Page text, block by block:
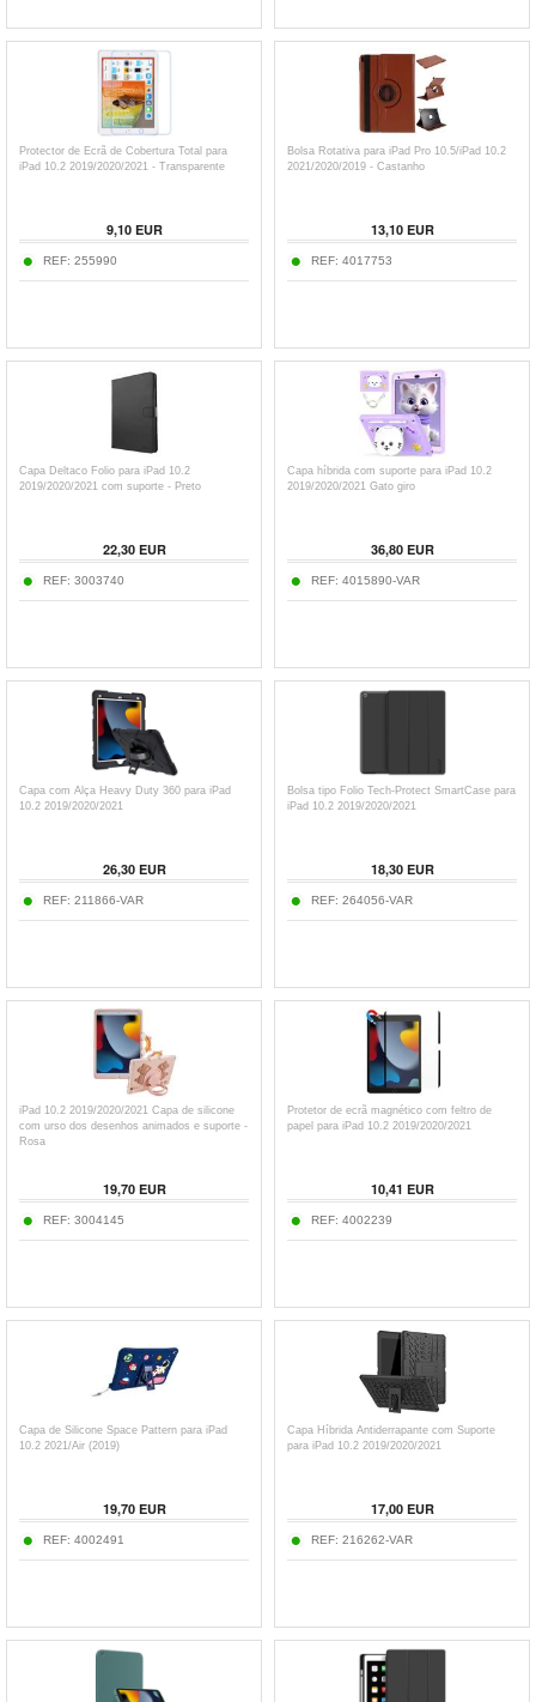
Protector de Ecrã de Cobertura Total para
iPad 10.2 2019/2020/2021 - Transparente
9,10EUR
REF: 255990
Bolsa Rotativa para iPad Pro 10.5/iPad 10.2
2021/2020/2019 - Castanho
13,10EUR
REF: 4017753
Capa Deltaco Folio para iPad 10.2
2019/2020/2021 com suporte - Preto
22,30EUR
REF: 3003740
Capa híbrida com suporte para iPad 10.2
2019/2020/2021 Gato giro
36,80EUR
REF: 4015890-VAR
Capa com Alça Heavy Duty 360 para iPad
10.2 2019/2020/2021
26,30EUR
REF: 211866-VAR
Bolsa tipo Folio Tech-Protect SmartCase para
iPad 10.2 2019/2020/2021
18,30EUR
REF: 264056-VAR
iPad 10.2 2019/2020/2021 Capa de silicone
com urso dos desenhos animados e suporte -
Rosa
19,70EUR
REF: 3004145
Protetor de ecrã magnético com feltro de
papel para iPad 10.2 2019/2020/2021
10,41 EUR
REF: 4002239
Capa de Silicone Space Pattern para iPad
10.2 2021/Air (2019)
19,70EUR
REF: 4002491
Capa Híbrida Antiderrapante com Suporte
para iPad 10.2 2019/2020/2021
17,00EUR
REF: 216262-VAR